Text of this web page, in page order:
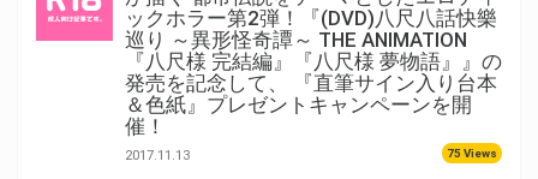
ックホラー第2弾！『(DVD)八尺八話快樂
巡り ～異形怪奇譚～ THE ANIMATION
『八尺様 完結編』『八尺様 夢物語』』の
発売を記念して、 『直筆サイン入り台本
＆色紙』プレゼントキャンペーンを開
催！
2017.11.13 75 Views